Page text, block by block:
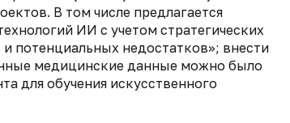
В том числе предлагается
ИИ с учетом стратегических
потенциальных недостатков»; внести
медицинские данные можно было
для обучения искусственного